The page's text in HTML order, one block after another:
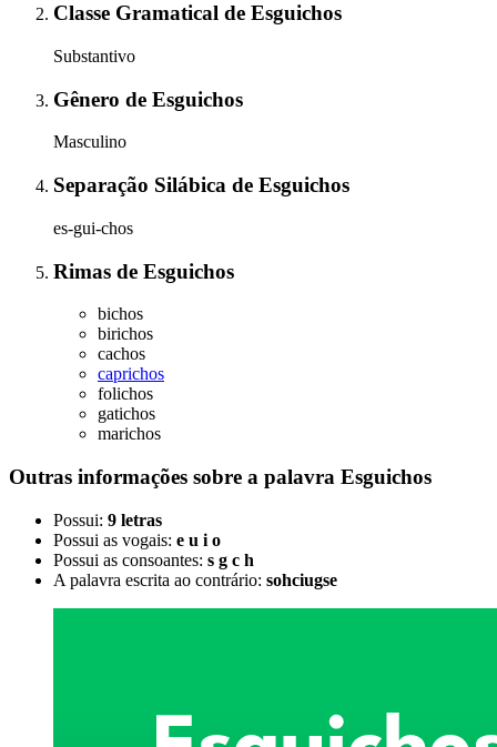
Classe Gramatical de Esguichos
Substantivo
Gênero de Esguichos
Masculino
Separação Silábica de Esguichos
es-gui-chos
Rimas de Esguichos
bichos
birichos
cachos
caprichos
folichos
gatichos
marichos
Outras informações sobre a palavra Esguichos
Possui: 9 letras
Possui as vogais: e u i o
Possui as consoantes: s g c h
A palavra escrita ao contrário: sohciugse